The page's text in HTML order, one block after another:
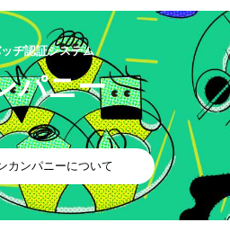
ヂ認証システム
パニー
カンパニーについて